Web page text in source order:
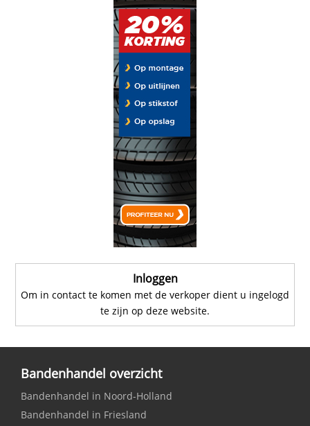
Inloggen
Om in contact te komen met de verkoper dient u ingelogd
te zijn op deze website.
Bandenhandel overzicht
Bandenhandel in Noord-Holland
Bandenhandel in Friesland